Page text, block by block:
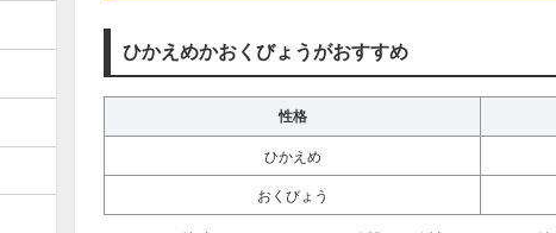
ひかえめかおくびょうがおすすめ
性格
ひかえめ
おくびょう